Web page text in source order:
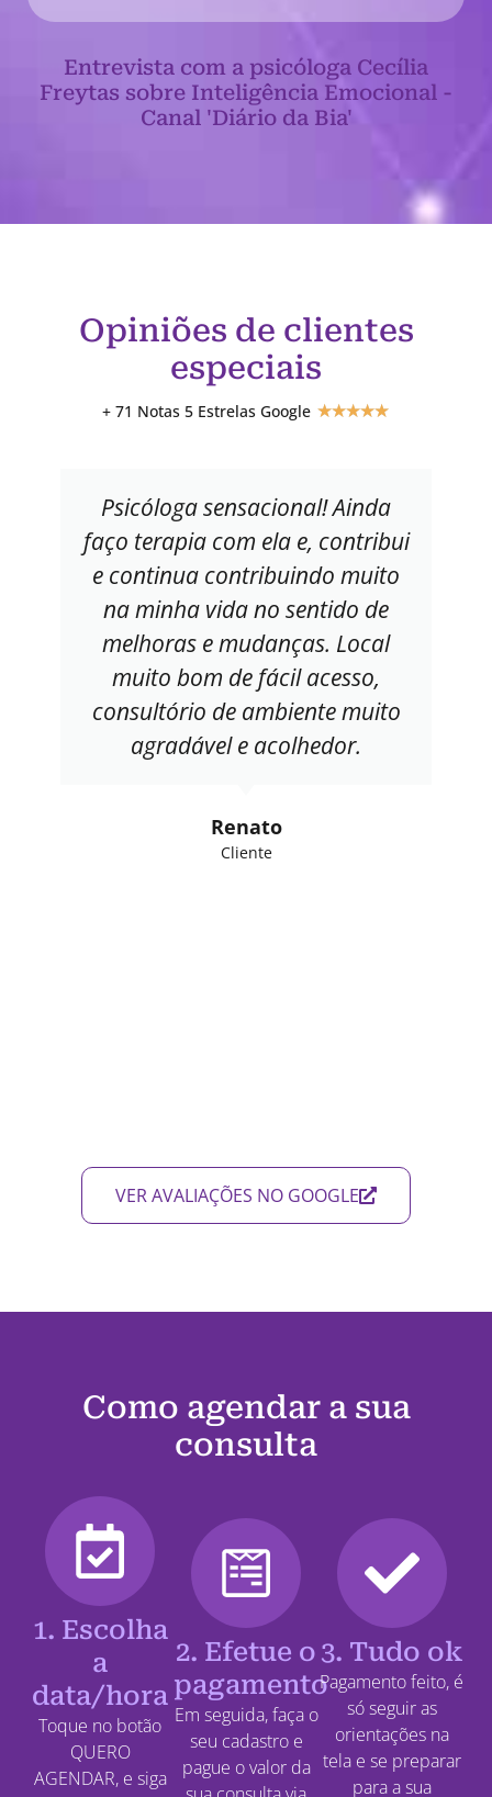
Entrevista com a psicóloga Cecília
Freytas sobre Inteligência Emocional -
Canal 'Diário da Bia'
Opiniões de clientes
especiais
+ 71 Notas 5 Estrelas Google ★★★★★
Psicóloga sensacional! Ainda
faço terapia com ela e, contribui
e continua contribuindo muito
na minha vida no sentido de
melhoras e mudanças. Local
muito bom de fácil acesso,
consultório de ambiente muito
agradável e acolhedor.
Renato
Cliente
VER AVALIAÇÕES NO GOOGLE
Como agendar a sua
consulta
1. Escolha
a
data/hora
Toque no botão
QUERO
AGENDAR, e siga
2. Efetue o
pagamento
Em seguida, faça o
seu cadastro e
pague o valor da
3. Tudo ok
Pagamento feito, é
só seguir as
orientações na
tela e se preparar
para a sua